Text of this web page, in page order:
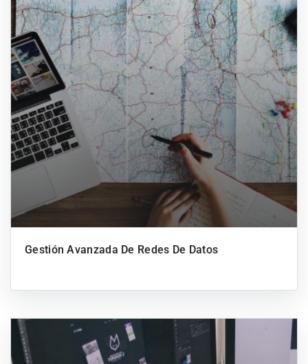
Gestión Avanzada De Redes De Datos